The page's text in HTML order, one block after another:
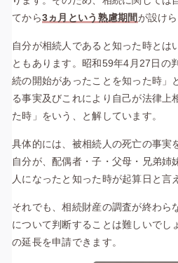
てから3ヵ月という熟慮期間が設け
自分が相続人であると知った時とは
ともあります。昭和59年4月27日の
続の開始があったことを知った時」
る事実及びこれにより自己が法律上
た時」をいう、と解しています。
具体的には、被相続人の死亡の事実
自分が、配偶者・子・父母・兄弟姉
人になったと知った時が起算日と言
それでも、相続財産の調査が終わら
について判断することは難しいでし
の延長を申請できます。